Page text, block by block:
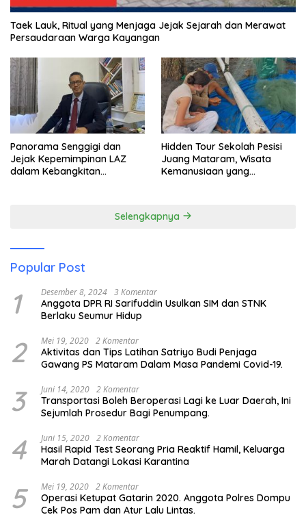
Taek Lauk, Ritual yang Menjaga Jejak Sejarah dan Merawat
Persaudaraan Warga Kayangan
Panorama Senggigi dan
Jejak Kepemimpinan LAZ
dalam Kebangkitan
Hidden Tour Sekolah Pesisi
Juang Mataram, Wisata
Kemanusiaan yang
Selengkapnya
Popular Post
1 Desember 8, 2024 3 Komentar
Anggota DPR RI Sarifuddin Usulkan SIM dan STNK
Berlaku Seumur Hidup
2 Mei 19, 2020 2 Komentar
Aktivitas dan Tips Latihan Satriyo Budi Penjaga
Gawang PS Mataram Dalam Masa Pandemi Covid-19.
3 Juni 14, 2020 2 Komentar
Transportasi Boleh Beroperasi Lagi ke Luar Daerah, Ini
Sejumlah Prosedur Bagi Penumpang.
4 Juni 15, 2020 2 Komentar
Hasil Rapid Test Seorang Pria Reaktif Hamil, Keluarga
Marah Datangi Lokasi Karantina
5 Mei 19, 2020 2 Komentar
Operasi Ketupat Gatarin 2020. Anggota Polres Dompu
Cek Pos Pam dan Atur Lalu Lintas.